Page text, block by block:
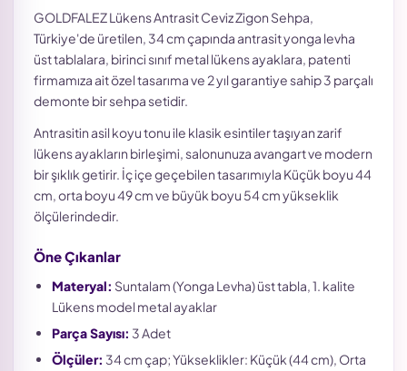
GOLDFALEZ Lükens Antrasit Ceviz Zigon Sehpa,
Türkiye'de üretilen, 34 cm çapında antrasit yonga levha
üst tablalara, birinci sınıf metal lükens ayaklara, patenti
firmamıza ait özel tasarıma ve 2 yıl garantiye sahip 3 parçalı
demonte bir sehpa setidir.
Antrasitin asil koyu tonu ile klasik esintiler taşıyan zarif
lükens ayakların birleşimi, salonunuza avangart ve modern
bir şıklık getirir. İç içe geçebilen tasarımıyla Küçük boyu 44
cm, orta boyu 49 cm ve büyük boyu 54 cm yükseklik
ölçülerindedir.
Öne Çıkanlar
Materyal: Suntalam (Yonga Levha) üst tabla, 1. kalite
Lükens model metal ayaklar
Parça Sayısı: 3 Adet
Ölçüler: 34 cm çap; Yükseklikler: Küçük (44 cm), Orta